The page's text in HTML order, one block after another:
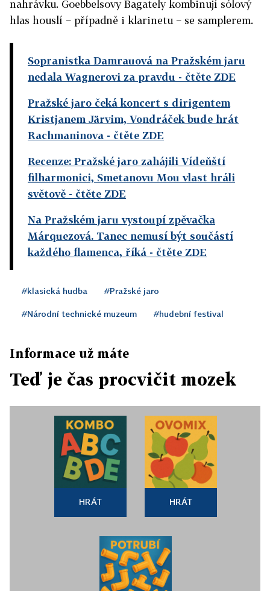
nahrávku. Goebbelsovy Bagately kombinují sólový
hlas houslí − případně i klarinetu − se samplerem.
Sopranistka Damrauová na Pražském jaru
nedala Wagnerovi za pravdu - čtěte ZDE
Pražské jaro čeká koncert s dirigentem
Kristjanem Järvim, Vondráček bude hrát
Rachmaninova - čtěte ZDE
Recenze: Pražské jaro zahájili Vídeňští
filharmonici, Smetanovu Mou vlast hráli
světově - čtěte ZDE
Na Pražském jaru vystoupí zpěvačka
Márquezová. Tanec nemusí být součástí
každého flamenca, říká - čtěte ZDE
#klasická hudba #Pražské jaro
#Národní technické muzeum #hudební festival
Informace už máte
Teď je čas procvičit mozek
HRÁT HRÁT